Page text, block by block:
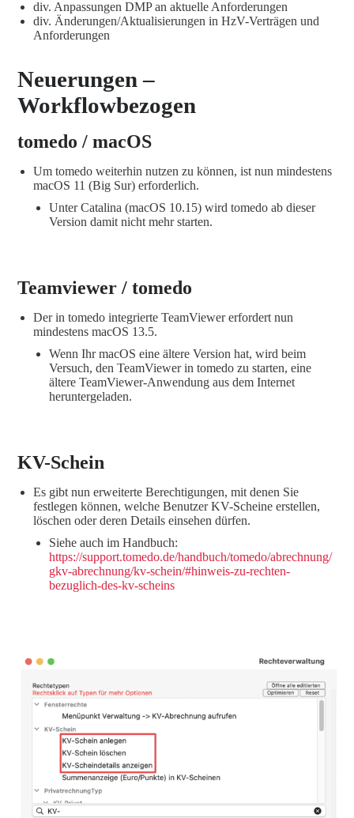
div. Anpassungen DMP an aktuelle Anforderungen
div. Änderungen/Aktualisierungen in HzV-Verträgen und
Anforderungen
Neuerungen –
Workflowbezogen
tomedo / macOS
Um tomedo weiterhin nutzen zu können, ist nun mindestens
macOS 11 (Big Sur) erforderlich.
Unter Catalina (macOS 10.15) wird tomedo ab dieser
Version damit nicht mehr starten.
Teamviewer / tomedo
Der in tomedo integrierte TeamViewer erfordert nun
mindestens macOS 13.5.
Wenn Ihr macOS eine ältere Version hat, wird beim
Versuch, den TeamViewer in tomedo zu starten, eine
ältere TeamViewer-Anwendung aus dem Internet
heruntergeladen.
KV-Schein
Es gibt nun erweiterte Berechtigungen, mit denen Sie
festlegen können, welche Benutzer KV-Scheine erstellen,
löschen oder deren Details einsehen dürfen.
Siehe auch im Handbuch:
https://support.tomedo.de/handbuch/tomedo/abrechnung/
gkv-abrechnung/kv-schein/#hinweis-zu-rechten-
bezuglich-des-kv-scheins